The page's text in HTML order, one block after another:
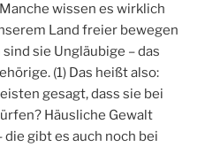
wissen es wirklich
Land freier bewegen
sie Ungläubige – das
(1) Das heißt also:
gesagt, dass sie bei
Häusliche Gewalt
gibt es auch noch bei